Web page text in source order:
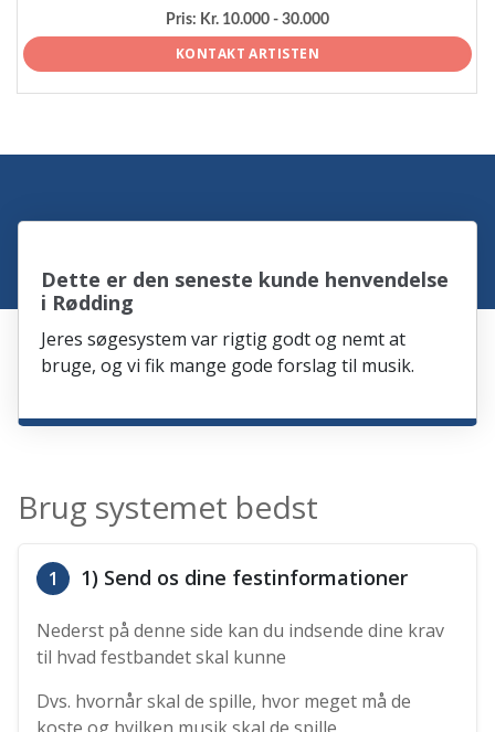
Pris: Kr. 10.000 - 30.000
KONTAKT ARTISTEN
Dette er den seneste kunde henvendelse
i Rødding
Jeres søgesystem var rigtig godt og nemt at
bruge, og vi fik mange gode forslag til musik.
Brug systemet bedst
1 1) Send os dine festinformationer
Nederst på denne side kan du indsende dine krav
til hvad festbandet skal kunne
Dvs. hvornår skal de spille, hvor meget må de